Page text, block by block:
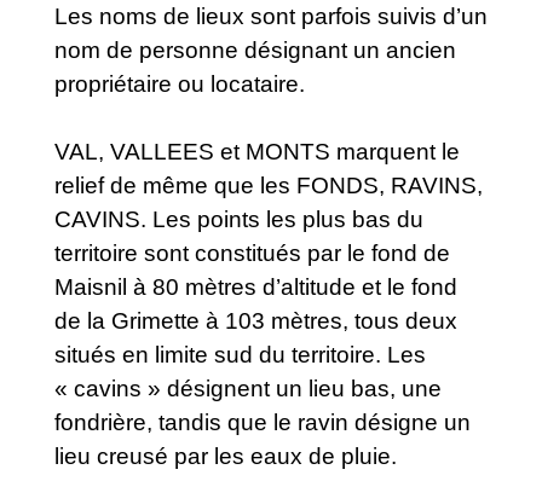
Les noms de lieux sont parfois suivis d’un
nom de personne désignant un ancien
propriétaire ou locataire.
VAL, VALLEES et MONTS marquent le
relief de même que les FONDS, RAVINS,
CAVINS. Les points les plus bas du
territoire sont constitués par le fond de
Maisnil à 80 mètres d’altitude et le fond
de la Grimette à 103 mètres, tous deux
situés en limite sud du territoire. Les
« cavins » désignent un lieu bas, une
fondrière, tandis que le ravin désigne un
lieu creusé par les eaux de pluie.